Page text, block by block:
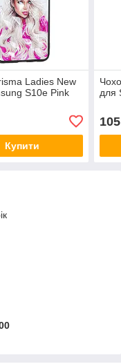
Ladies New
S10e Pink
Купити
для
105